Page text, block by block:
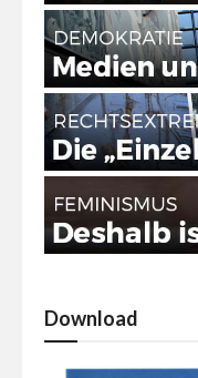
Download